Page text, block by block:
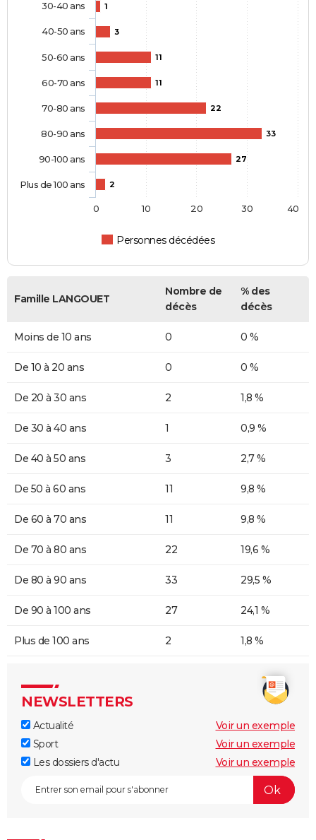
1
3
11
11
22
33
27
2
Personnes décédées
30-40 ans
40-50 ans
50-60 ans
60-70 ans
70-80 ans
80-90 ans
90-100 ans
Plus de 100 ans
0 10 20 30 40
Famille LANGOUET
Nombre de
décès
% des
décès
Moins de 10 ans 0 0 %
De 10 à 20 ans 0 0 %
De 20 à 30 ans 2 1,8 %
De 30 à 40 ans 1 0,9 %
De 40 à 50 ans 3 2,7 %
De 50 à 60 ans 11 9,8 %
De 60 à 70 ans 11 9,8 %
De 70 à 80 ans 22 19,6 %
De 80 à 90 ans 33 29,5 %
De 90 à 100 ans 27 24,1 %
Plus de 100 ans 2 1,8 %
NEWSLETTERS
Actualité
Voir un exemple
Sport
Voir un exemple
Les dossiers d'actu
Voir un exemple